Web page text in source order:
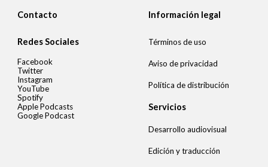
Contacto
Redes Sociales
Facebook
Twitter
Instagram
YouTube
Spotify
Apple Podcasts
Google Podcast
Información legal
Términos de uso
Aviso de privacidad
Política de distribución
Servicios
Desarrollo audiovisual
Edición y traducción